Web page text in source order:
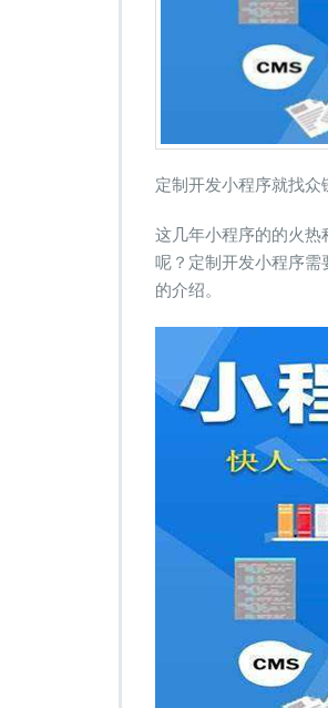
定制开发小程序就找众
这几年小程序的的火
呢？定制开发小程序
的介绍。